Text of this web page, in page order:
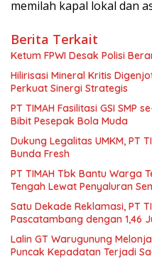
memilah kapal lokal dan
Berita Terkait
Ketum FPWI Desak Polisi
Hilirisasi Mineral Kritis
Perkuat Sinergi Strategis
PT TIMAH Fasilitasi GSI SMP
Bibit Pesepak Bola Muda
Dukung Legalitas UMKM, PT
Bunda Fresh
PT TIMAH Tbk Bantu Warga
Tengah Lewat Penyaluran
Satu Dekade Reklamasi, PT
Pascatambang dengan 1,46
Lalin GT Warugunung
Puncak Kepadatan Terjadi